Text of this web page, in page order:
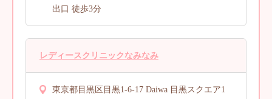
出口 徒歩3分
レディースクリニックなみなみ
東京都目黒区目黒1-6-17 Daiwa 目黒スクエア1